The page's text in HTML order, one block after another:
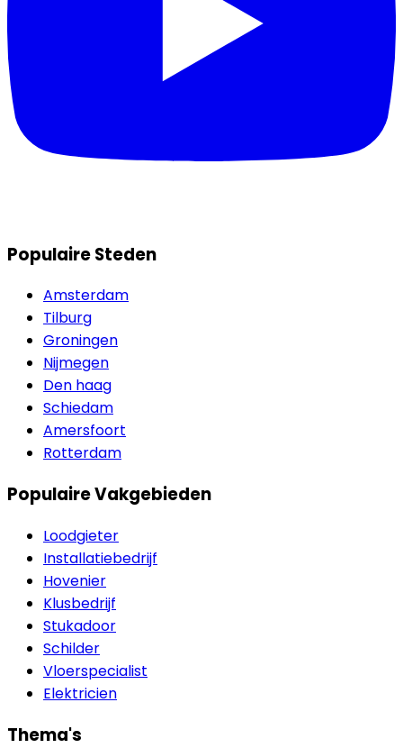
Populaire Steden
Amsterdam
Tilburg
Groningen
Nijmegen
Den haag
Schiedam
Amersfoort
Rotterdam
Populaire Vakgebieden
Loodgieter
Installatiebedrijf
Hovenier
Klusbedrijf
Stukadoor
Schilder
Vloerspecialist
Elektricien
Thema's